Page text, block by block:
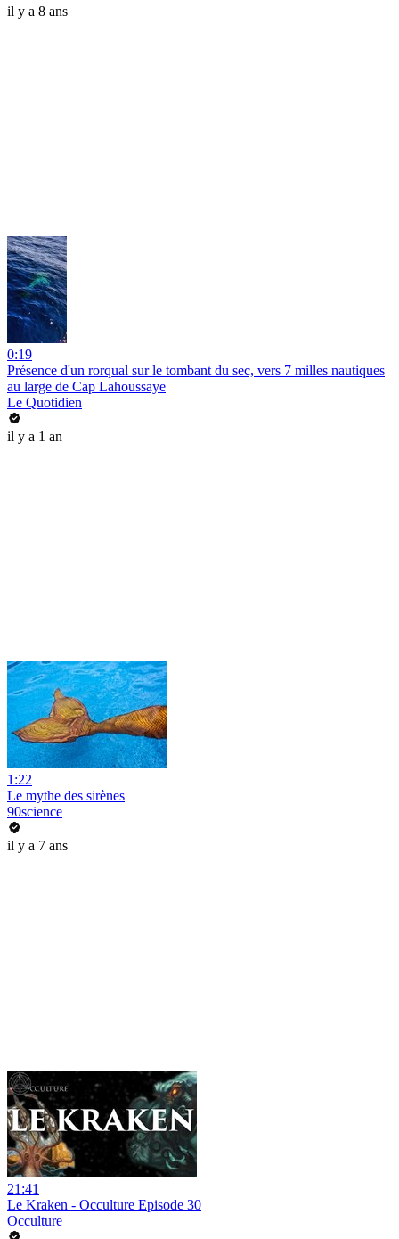
il y a 8 ans
0:19
Présence d'un rorqual sur le tombant du sec, vers 7 milles nautiques
au large de Cap Lahoussaye
Le Quotidien
il y a 1 an
1:22
Le mythe des sirènes
90science
il y a 7 ans
21:41
Le Kraken - Occulture Episode 30
Occulture